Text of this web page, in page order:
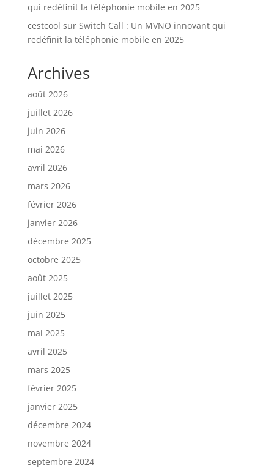
qui redéfinit la téléphonie mobile en 2025
cestcool sur Switch Call : Un MVNO innovant qui
redéfinit la téléphonie mobile en 2025
Archives
août 2026
juillet 2026
juin 2026
mai 2026
avril 2026
mars 2026
février 2026
janvier 2026
décembre 2025
octobre 2025
août 2025
juillet 2025
juin 2025
mai 2025
avril 2025
mars 2025
février 2025
janvier 2025
décembre 2024
novembre 2024
septembre 2024